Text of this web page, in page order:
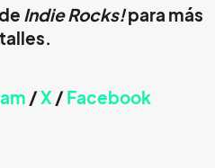
Indie Rocks!para más
/X / Facebook